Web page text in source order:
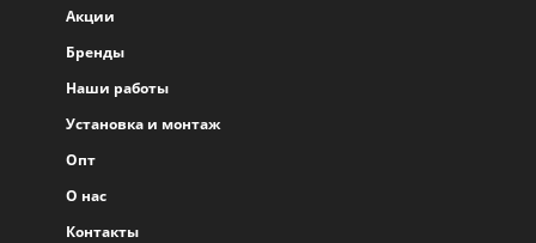
Акции
Бренды
Наши работы
Установка и монтаж
Опт
О нас
Контакты